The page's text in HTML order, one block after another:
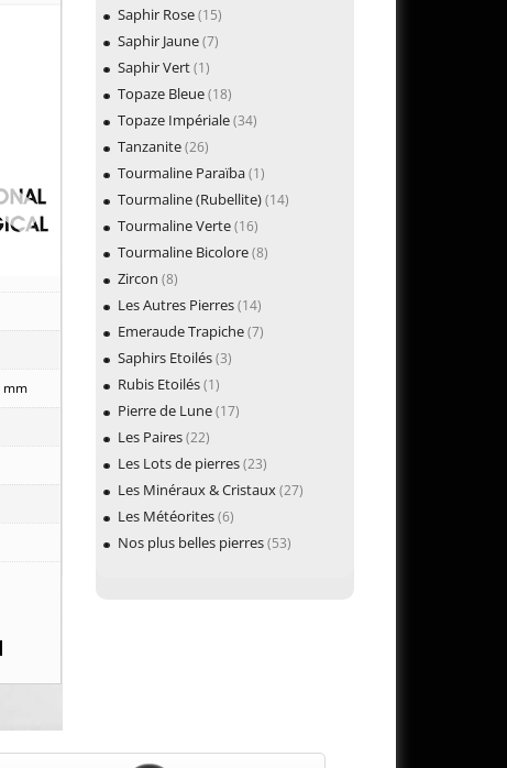
mm
Saphir Rose(15)
Saphir Jaune(7)
Saphir Vert(1)
Topaze Bleue(18)
Topaze Impériale(34)
Tanzanite(26)
Tourmaline Paraïba(1)
Tourmaline (Rubellite)(14)
Tourmaline Verte(16)
Tourmaline Bicolore(8)
Zircon (8)
Les Autres Pierres(14)
Emeraude Trapiche(7)
Saphirs Etoilés(3)
Rubis Etoilés(1)
Pierre de Lune(17)
Les Paires(22)
Les Lots de pierres(23)
Les Minéraux & Cristaux(27)
Les Météorites(6)
Nos plus belles pierres(53)